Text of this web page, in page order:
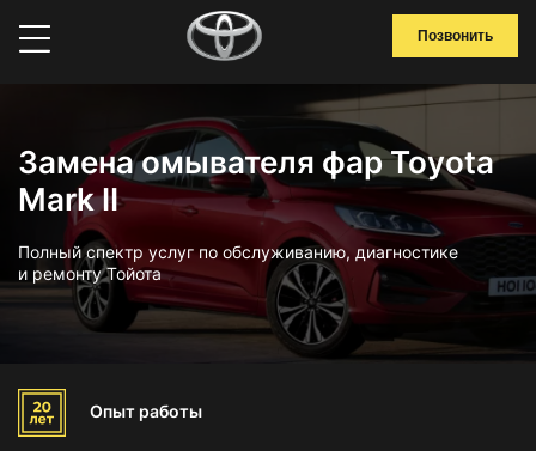
Позвонить
Замена омывателя фар Toyota
Mark II
Полный спектр услуг по обслуживанию, диагностике
и ремонту Тойота
Опыт работы